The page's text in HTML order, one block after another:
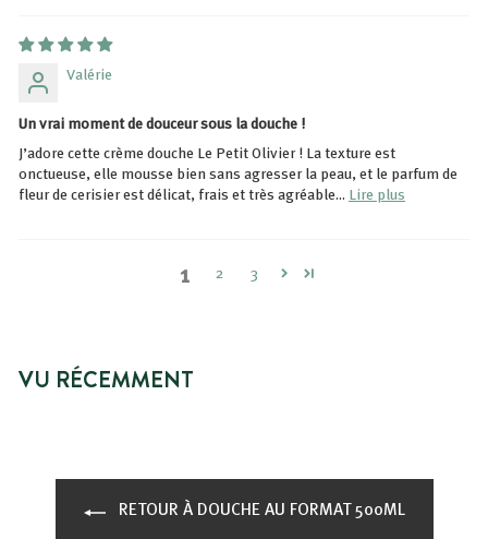
Valérie
Un vrai moment de douceur sous la douche !
J’adore cette crème douche Le Petit Olivier ! La texture est
onctueuse, elle mousse bien sans agresser la peau, et le parfum de
fleur de cerisier est délicat, frais et très agréable... Lire plus
1 2 3
VU RÉCEMMENT
RETOUR À DOUCHE AU FORMAT 500ML